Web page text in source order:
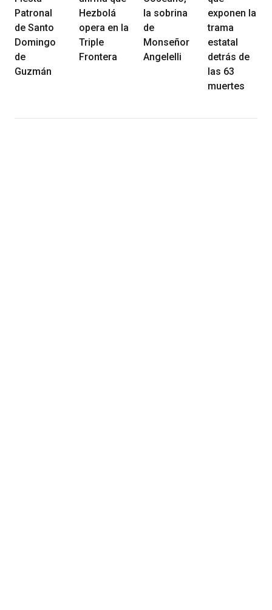
Patronal
de Santo
Domingo
de
Guzmán
Hezbolá
opera en la
Triple
Frontera
la sobrina
de
Monseñor
Angelelli
exponen la
trama
estatal
detrás de
las 63
muertes